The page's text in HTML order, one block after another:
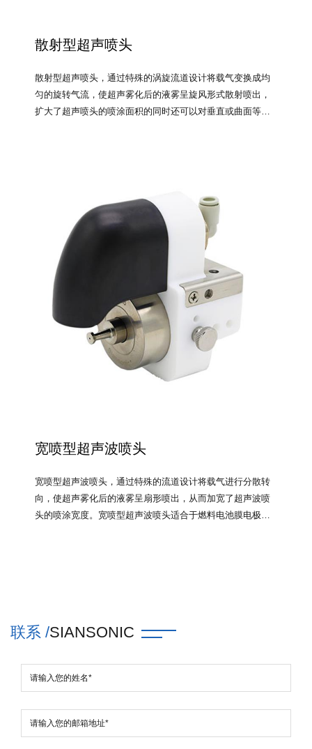
散射型超声喷头
散射型超声喷头，通过特殊的涡旋流道设计将载气变换成均
匀的旋转气流，使超声雾化后的液雾呈旋风形式散射喷出，
扩大了超声喷头的喷涂面积的同时还可以对垂直或曲面等带
宽喷型超声波喷头
宽喷型超声波喷头，通过特殊的流道设计将载气进行分散转
向，使超声雾化后的液雾呈扇形喷出，从而加宽了超声波喷
头的喷涂宽度。宽喷型超声波喷头适合于燃料电池膜电极喷
联系 /SIANSONIC